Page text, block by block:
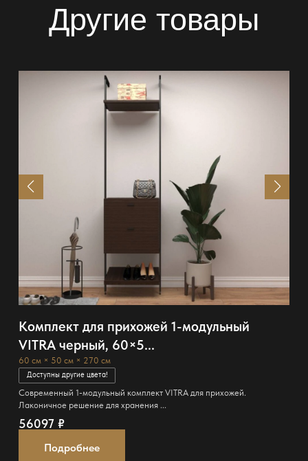
Другие товары
Комплект для прихожей 1-модульный
VITRA черный, 60×5...
60 см × 50 см × 270 см
Доступны другие цвета!
Современный 1-модульный комплект VITRA для прихожей.
Лаконичное решение для хранения ...
56097 ₽
Подробнее